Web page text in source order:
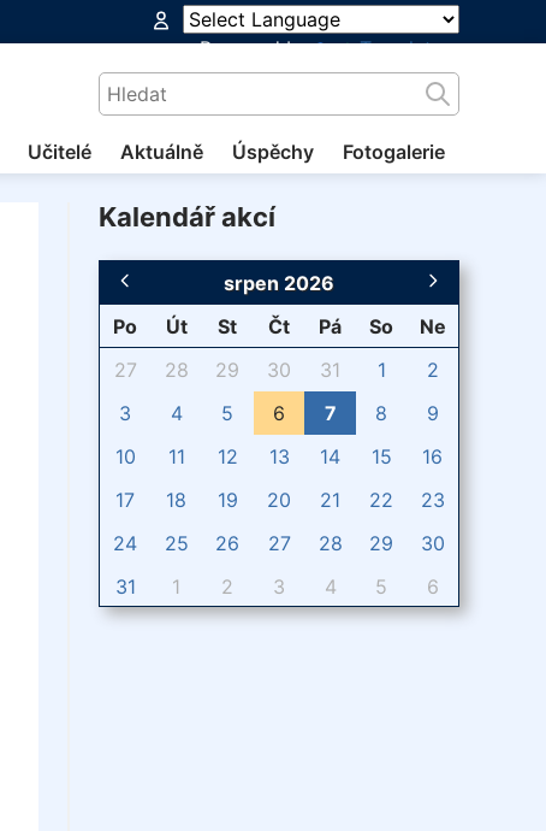
Powered by
Translate
Učitelé Aktuálně Úspěchy Fotogalerie
Kalendář akcí
srpen 2026
Po
Út St Čt Pá So
Ne
27
28 29 30 31 1
2
3
4 5 6 7 8
9
10
11 12 13 14 15
16
17
18 19 20 21 22
23
24
25 26 27 28 29
30
31
1 2 3 4 5 6